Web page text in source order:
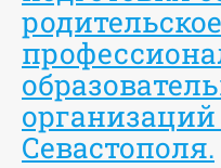
организаций
Севастополя.